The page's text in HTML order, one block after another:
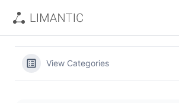
Inhalt
springen
View Categories